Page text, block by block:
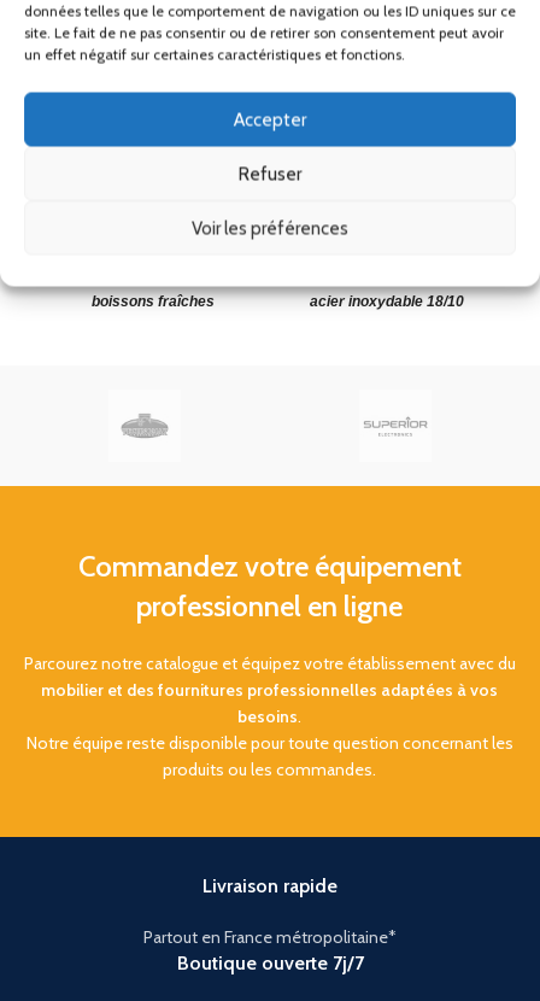
données telles que le comportement de navigation ou les ID uniques sur ce
site. Le fait de ne pas consentir ou de retirer son consentement peut avoir
un effet négatif sur certaines caractéristiques et fonctions.
Accepter
Refuser
Voir les préférences
Double distributeur de jus
de fruit 2 x 6,5L Olympia
Distributeurs de boissons
HT
boissons fraîches
578x564x370mm
Distributeur de lait frais
Distributeurs de boissons
447.90
acier inoxydable 18/10
Commandez votre équipement
professionnel en ligne
Parcourez notre catalogue et équipez votre établissement avec du
mobilier et des fournitures professionnelles adaptées à vos
besoins.
Notre équipe reste disponible pour toute question concernant les
produits ou les commandes.
Livraison rapide
Partout en France métropolitaine*
Boutique ouverte 7j/7